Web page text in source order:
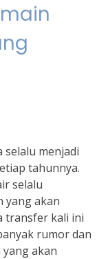
menjadi
tahunnya.
selalu
yang akan
transfer kali ini
rumor dan
akan